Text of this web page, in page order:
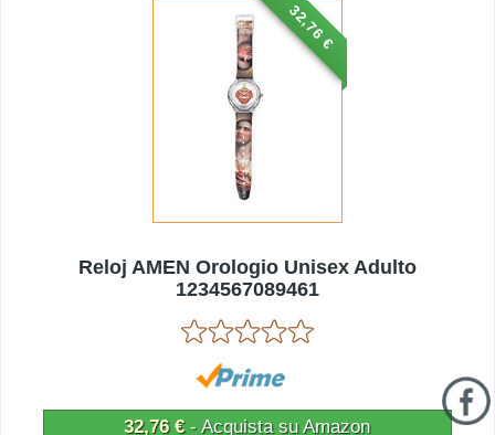
32,76 €
Reloj AMEN Orologio Unisex Adulto
1234567089461
32,76 €- Acquista su Amazon